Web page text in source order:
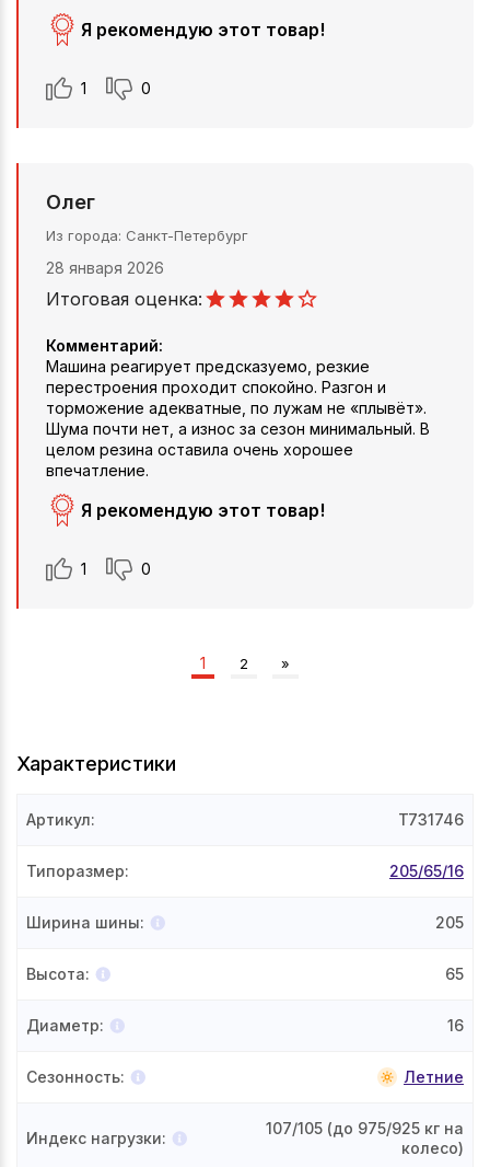
Характеристики
Артикул: T731746
Типоразмер: 205/65/16
Ширина шины: 205
Высота: 65
Диаметр: 16
Сезонность: Летние
Индекс нагрузки:
107/105 (до 975/925 кг на
колесо)
Я рекомендую этот товар!
1 0
Олег
Из города Санкт-Петербург
28 января 2026
Итоговая оценка:
Комментарий:
Машина реагирует предсказуемо, резкие
перестроения проходит спокойно. Разгон и
торможение адекватные, по лужам не «плывёт».
Шума почти нет, а износ за сезон минимальный. В
целом резина оставила очень хорошее
впечатление.
Я рекомендую этот товар!
1 0
1 2 »